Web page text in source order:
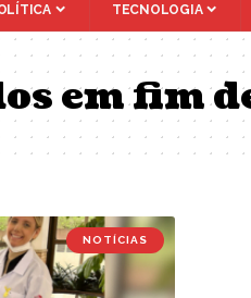
TECNOLOGIA
em fim
NOTÍCIAS